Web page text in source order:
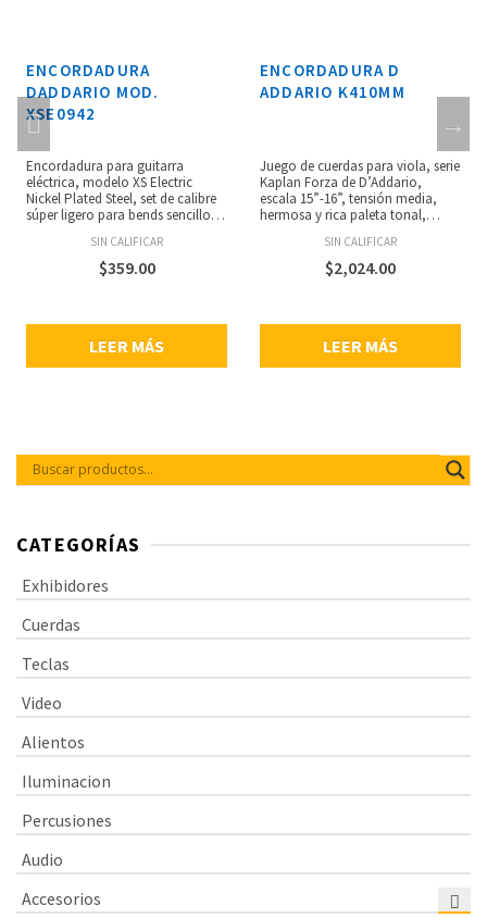
ENCORDADURA
DADDARIO MOD.
XSE0942
Encordadura para guitarra
eléctrica, modelo XS Electric
Nickel Plated Steel, set de calibre
súper ligero para bends sencillos y
película ultra fina que prolonga la
vida útil de la cuerda entre
cambios, sensación suave y
armónicos, claridad y definición,
tecnología Fusion Twist que
set, calibres: .009, .011, .016, .024,
.032, .042, bobinado
roundwound.
SIN CALIFICAR
$359.00
LEER MÁS
ENCORDADURA D
ADDARIO K410MM
Juego de cuerdas para viola, serie
Kaplan Forza de D’Addario,
escala 15”-16”, tensión media,
hermosa y rica paleta tonal,
claridad, calidez y versatilidad en
todo el espectro dinámico,
paquete ecológico y resistente a
SIN CALIFICAR
$2,024.00
LEER MÁS
CATEGORÍAS
Exhibidores
Cuerdas
Teclas
Video
Alientos
Iluminacion
Percusiones
Audio
Accesorios